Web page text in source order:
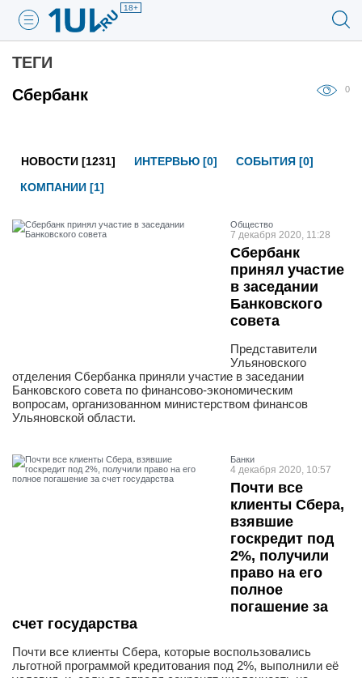
18+
ТЕГИ
Сбербанк
0
НОВОСТИ [1231] ИНТЕРВЬЮ [0]
СОБЫТИЯ [0]
КОМПАНИИ [1]
Общество
7 декабря 2020, 11:28
Сбербанк
принял участие
в заседании
Банковского
совета
Представители
Ульяновского
отделения Сбербанка приняли участие в заседании
Банковского совета по финансово-экономическим
вопросам, организованном министерством финансов
Ульяновской области.
Банки
4 декабря 2020, 10:57
Почти все
клиенты Сбера,
взявшие
госкредит под
2%, получили
право на его
полное
погашение за
счет государства
Почти все клиенты Сбера, которые воспользовались
льготной программой кредитования под 2%, выполнили её